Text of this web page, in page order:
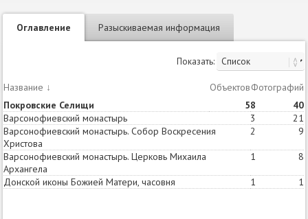
Оглавление Разыскиваемая информация
Показать:
Название ↓ ОбъектовСтатей
Фотографий
Покровские Селищи
58 40
Варсонофиевский монастырь 3 21
Варсонофиевский монастырь. Собор Воскресения
Христова
2 9
Варсонофиевский монастырь. Церковь Михаила
Архангела
1 8
Донской иконы Божией Матери, часовня 1 1